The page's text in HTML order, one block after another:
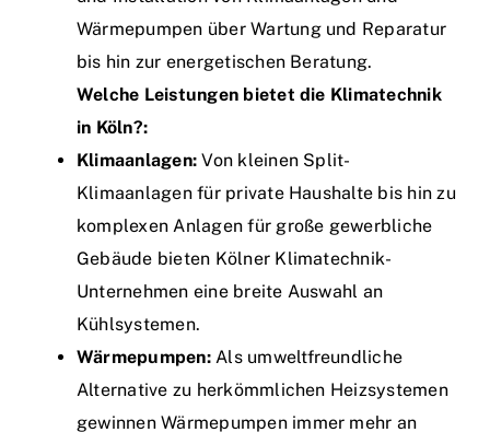
Wärmepumpen über Wartung und Reparatur
bis hin zur energetischen Beratung.
Welche Leistungen bietet die Klimatechnik
in Köln?:
Klimaanlagen: Von kleinen Split-
Klimaanlagen für private Haushalte bis hin zu
komplexen Anlagen für große gewerbliche
Gebäude bieten Kölner Klimatechnik-
Unternehmen eine breite Auswahl an
Kühlsystemen.
Wärmepumpen:Als umweltfreundliche
Alternative zu herkömmlichen Heizsystemen
gewinnen Wärmepumpen immer mehr an